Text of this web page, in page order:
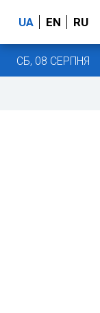
UA EN RU
СБ, 08 СЕРПНЯ